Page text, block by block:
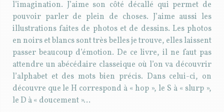
l’imagination. J’aime son côté décallé qui permet de
pouvoir parler de plein de choses. J’aime aussi les
illustrations faites de photos et de dessins. Les photos
en noirs et blancs sont très belles je trouve, elles laissent
passer beaucoup d’émotion. De ce livre, il ne faut pas
attendre un abécédaire classeique où l’on va découvrir
l’alphabet et des mots bien précis. Dans celui-ci, on
découvre que le H correspond à « hop », le S à « slurp »,
le D à « doucement »…